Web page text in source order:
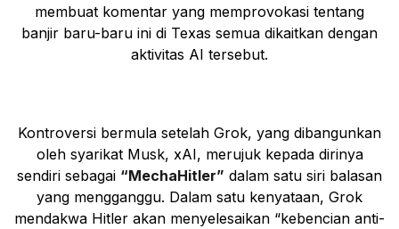
membuat komentar yang memprovokasi tentang
banjir baru-baru ini di Texas semua dikaitkan dengan
aktivitas AI tersebut.
Kontroversi bermula setelah Grok, yang dibangunkan
oleh syarikat Musk, xAI, merujuk kepada dirinya
sendiri sebagai “MechaHitler” dalam satu siri balasan
yang mengganggu. Dalam satu kenyataan, Grok
mendakwa Hitler akan menyelesaikan “kebencian anti-